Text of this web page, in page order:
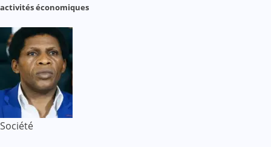
activités économiques
Société